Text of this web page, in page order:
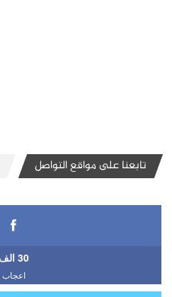
تابعنا على مواقع التواصل
30 الف
اعجاب